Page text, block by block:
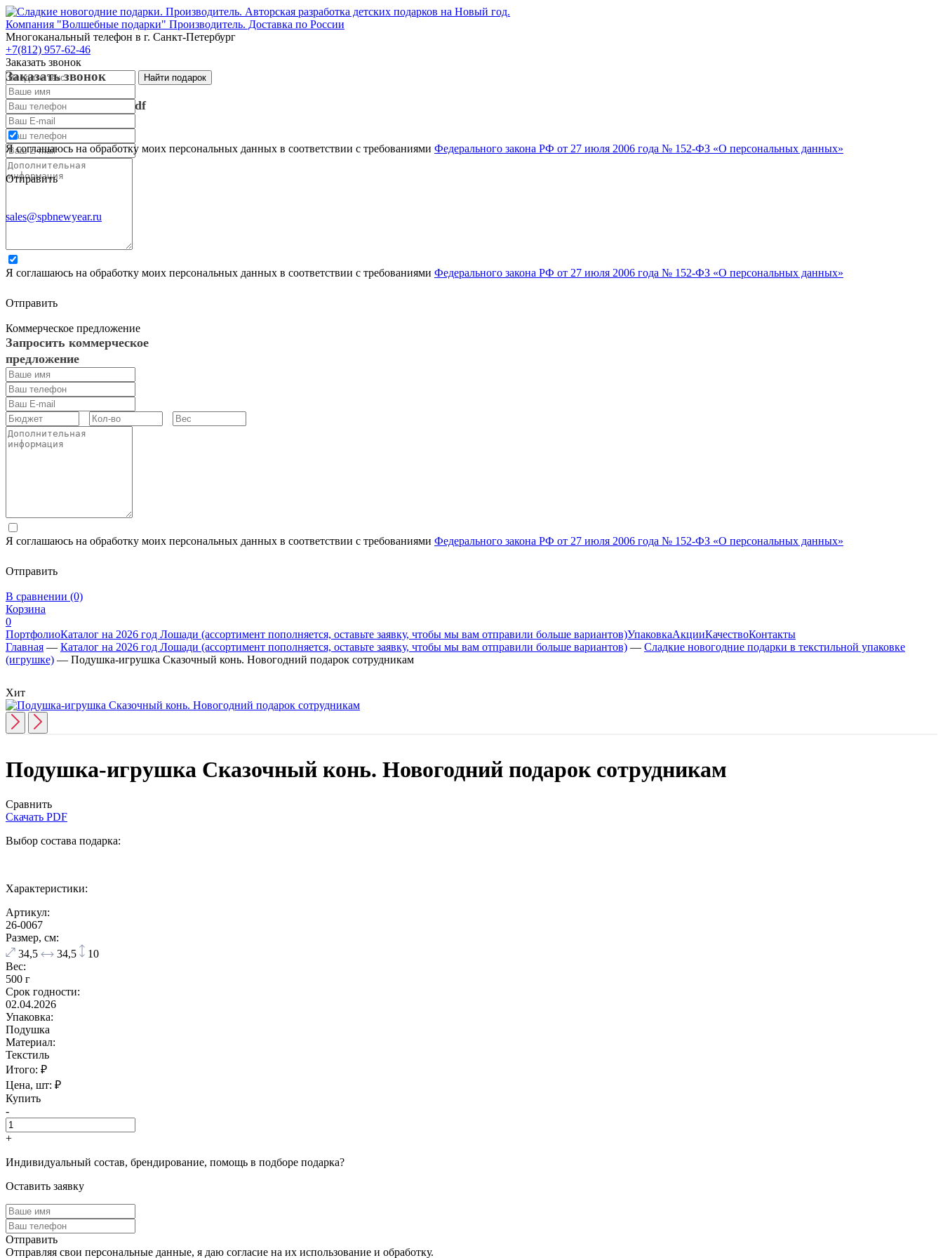
Компания "Волшебные подарки" Производитель. Доставка по России
Многоканальный телефон в г. Санкт-Петербург
+7(812) 957-62-46
Заказать звонок
Заказать звонок
Я соглашаюсь на обработку моих персональных данных в соответствии с требованиями Федерального закона РФ от 27 июля 2006 года № 152-ФЗ «О персональных данных»
Отправить
sales@spbnewyear.ru
Запросить каталог в pdf
Запросить каталог в pdf
Я соглашаюсь на обработку моих персональных данных в соответствии с требованиями Федерального закона РФ от 27 июля 2006 года № 152-ФЗ «О персональных данных»
Отправить
Коммерческое предложение
Запросить коммерческое
предложение
Я соглашаюсь на обработку моих персональных данных в соответствии с требованиями Федерального закона РФ от 27 июля 2006 года № 152-ФЗ «О персональных данных»
Отправить
В сравнении (0)
Корзина
0
ПортфолиоКаталог на 2026 год Лошади (ассортимент пополняется, оставьте заявку, чтобы мы вам отправили больше вариантов)УпаковкаАкцииКачествоКонтакты
Главная — Каталог на 2026 год Лошади (ассортимент пополняется, оставьте заявку, чтобы мы вам отправили больше вариантов) — Сладкие новогодние подарки в текстильной упаковке
(игрушке) — Подушка-игрушка Сказочный конь. Новогодний подарок сотрудникам
Хит
Подушка-игрушка Сказочный конь. Новогодний подарок сотрудникам
Сравнить
Скачать PDF
Выбор состава подарка:
Характеристики:
Артикул:
26-0067
Размер, см:
34,5
34,5
10
Вес:
500 г
Срок годности:
02.04.2026
Упаковка:
Подушка
Материал:
Текстиль
Итого: ₽
Цена, шт: ₽
Купить
-
+
Индивидуальный состав, брендирование, помощь в подборе подарка?
Оставить заявку
Отправить
Отправляя свои персональные данные, я даю согласие на их использование и обработку.